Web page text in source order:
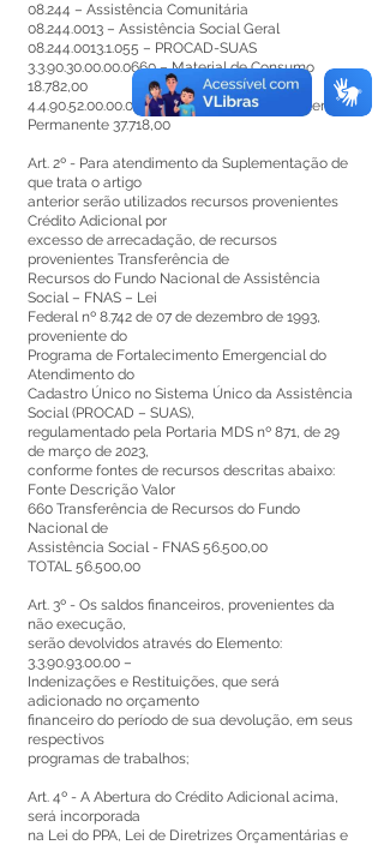
08.244 – Assistência Comunitária
08.244.0013 – Assistência Social Geral
08.244.0013.1.055 – PROCAD-SUAS
3.3.90.30.00.00.0660– Material de Consumo
18.782,00
4.4.90.52.00.00.0660– Equipamentos e Material
Permanente 37.718,00
Art. 2º - Para atendimento da Suplementação de
que trata o artigo
anterior serão utilizados recursos provenientes
Crédito Adicional por
excesso de arrecadação, de recursos
provenientes Transferência de
Recursos do Fundo Nacional de Assistência
Social – FNAS – Lei
Federal nº 8.742 de 07 de dezembro de 1993,
proveniente do
Programa de Fortalecimento Emergencial do
Atendimento do
Cadastro Único no Sistema Único da Assistência
Social (PROCAD – SUAS),
regulamentado pela Portaria MDS nº 871, de 29
de março de 2023,
conforme fontes de recursos descritas abaixo:
Fonte Descrição Valor
660 Transferência de Recursos do Fundo
Nacional de
Assistência Social - FNAS 56.500,00
TOTAL 56.500,00
Art. 3º - Os saldos financeiros, provenientes da
não execução,
serão devolvidos através do Elemento:
3.3.90.93.00.00 –
Indenizações e Restituições, que será
adicionado no orçamento
financeiro do período de sua devolução, em seus
respectivos
programas de trabalhos;
Art. 4º - A Abertura do Crédito Adicional acima,
será incorporada
na Lei do PPA, Lei de Diretrizes Orçamentárias e